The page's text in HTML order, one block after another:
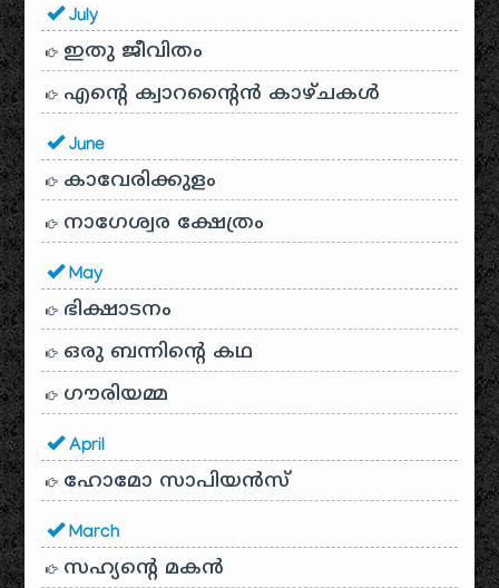
July
ഇതു ജീവിതം
എന്റെ ക്വാറന്റൈൻ കാഴ്ചകൾ
June
കാവേരിക്കുളം
നാഗേശ്വര ക്ഷേത്രം
May
ഭിക്ഷാടനം
ഒരു ബന്നിന്റെ കഥ
ഗൗരിയമ്മ
April
ഹോമോ സാപിയൻസ്
March
സഹ്യന്റെ മകൻ